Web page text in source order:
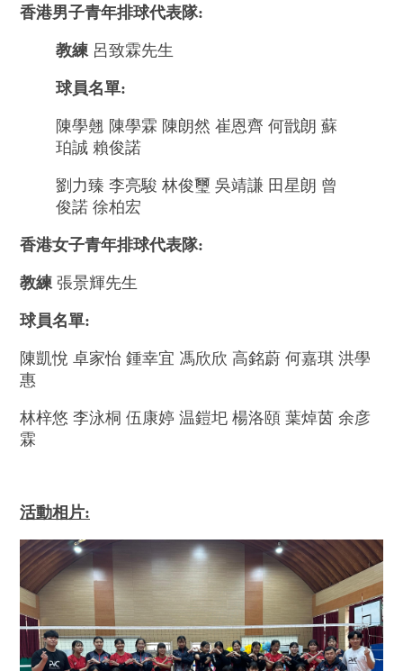
香港男子青年排球代表隊:
教練呂致霖先生
球員名單:
陳學翹 陳學霖 陳朗然 崔恩齊 何戩朗 蘇
珀誠 賴俊諾
劉力臻 李亮駿 林俊璽 吳靖謙 田星朗 曾
俊諾 徐柏宏
香港女子青年排球代表隊:
教練張景輝先生
球員名單:
陳凱悅 卓家怡 鍾幸宜 馮欣欣 高銘蔚 何嘉琪 洪學
惠
林梓悠 李泳桐 伍康婷 温鎧圯 楊洛頤 葉焯茵 余彦
霖
活動相片: